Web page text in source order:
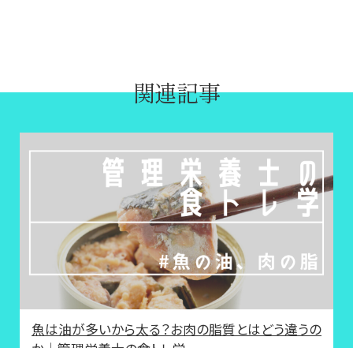
関連記事
魚は油が多いから太る？お肉の脂質とはどう違うの